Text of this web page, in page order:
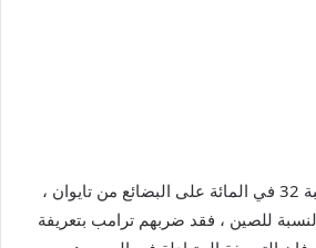
فرض ترامب تعريفة بنسبة 32 في المائة على البضائع من تايوان ،
للصين ، فقد ضربهم ترامب بتعريفة